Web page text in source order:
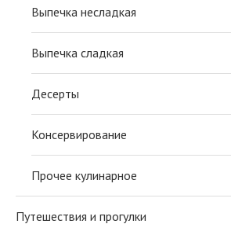
Выпечка несладкая
Выпечка сладкая
Десерты
Консервирование
Прочее кулинарное
Путешествия и прогулки